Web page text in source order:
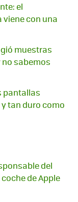
el
viene con una
muestras
no sabemos
pantallas
tan duro como
del
de Apple